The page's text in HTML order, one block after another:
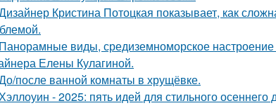
Кристина Потоцкая показывает, как
Панорамные виды, средиземноморское
Елены Кулагиной.
после ванной комнаты в хрущёвке.
- 2025: пять идей для стильного осеннего